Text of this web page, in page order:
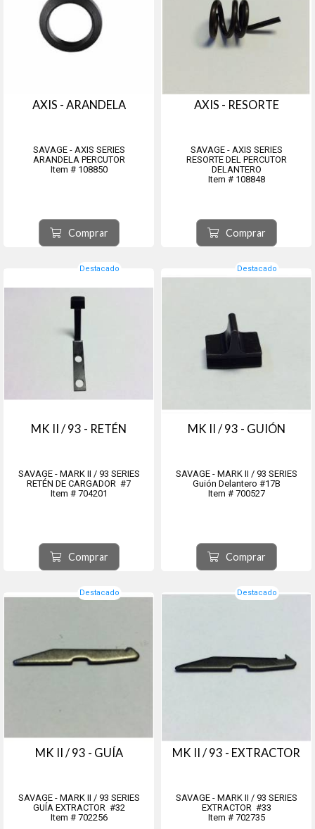
AXIS - ARANDELA
SAVAGE - AXIS SERIES
ARANDELA PERCUTOR
Item # 108850
Comprar
AXIS - RESORTE
SAVAGE - AXIS SERIES
RESORTE DEL PERCUTOR
DELANTERO
Item # 108848
Comprar
Destacado
MK II / 93 - RETÉN
SAVAGE - MARK II / 93 SERIES
RETÉN DE CARGADOR #7
Item # 704201
Comprar
Destacado
MK II / 93 - GUIÓN
SAVAGE - MARK II / 93 SERIES
Guión Delantero #17B
Item # 700527
Comprar
Destacado
MK II / 93 - GUÍA
SAVAGE - MARK II / 93 SERIES
GUÍA EXTRACTOR #32
Item # 702256
Destacado
MK II / 93 - EXTRACTOR
SAVAGE - MARK II / 93 SERIES
EXTRACTOR #33
Item # 702735